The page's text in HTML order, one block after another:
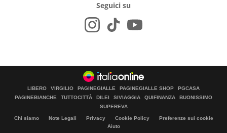
Seguici su
LIBERO VIRGILIO PAGINEGIALLE PAGINEGIALLE SHOP
PGCASA
PAGINEBIANCHE
TUTTOCITTÀ DILEI SIVIAGGIA QUIFINANZA
BUONISSIMO
SUPEREVA
Chi siamo Note Legali Privacy Cookie Policy
Preferenze sui cookie
Aiuto